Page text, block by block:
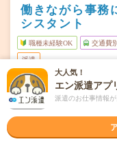
働きながら事務
シスタント
職種未経験OK 交通費
派遣
勤務地
静岡県富士市
富士川駅か
月～金（週
長期休暇あ
大人気！
エン派遣アプ
派遣のお仕事情報